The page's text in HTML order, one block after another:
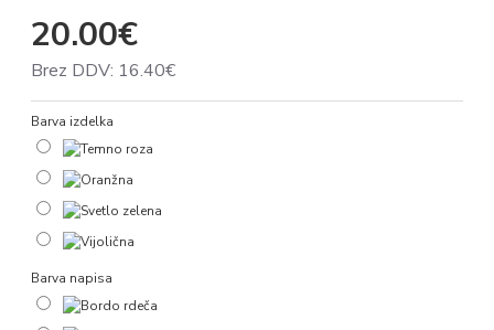
20.00€
Brez DDV: 16.40€
Barva izdelka
Barva napisa